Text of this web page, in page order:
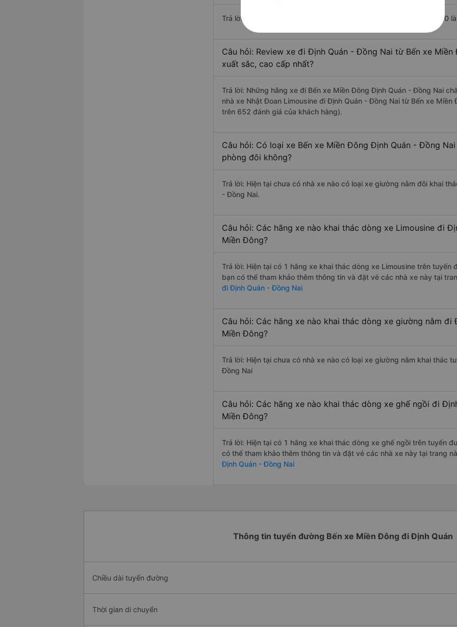
Trả lời: Chuyến xe có giờ xuất phát trễ (muộn) nhất là vào lúc 21:00
Câu hỏi: Review xe đi Định Quán - Đồng Nai từ Bến xe
xuất sắc, cao cấp nhất?
Trả lời: Những hãng xe đi Bến xe Miền Đông Định Quán - Đồng Nai
nhà xe Nhật Đoan Limousine đi Định Quán - Đồng Nai từ Bến xe
trên 652 đánh giá của khách hàng).
Câu hỏi: Có loại xe Bến xe Miền Đông Định Quán - Đồng
phòng đôi không?
Trả lời: Hiện tại chưa có nhà xe nào có loại xe giường nằm đôi khai
- Đồng Nai.
Câu hỏi: Các hãng xe nào khai thác dòng xe Limousine đi
Miền Đông?
Trả lời: Hiện tại có 1 hãng xe khai thác dòng xe Limousine trên tuyến
bạn có thể tham khảo thêm thông tin và đặt vé các nhà xe này tại
đi Định Quán - Đồng Nai
Câu hỏi: Các hãng xe nào khai thác dòng xe giường nằm
Miền Đông?
Trả lời: Hiện tại chưa có nhà xe nào có loại xe giường nằm khai thác
Đồng Nai
Câu hỏi: Các hãng xe nào khai thác dòng xe ghế ngồi đi
Miền Đông?
Trả lời: Hiện tại có 1 hãng xe khai thác dòng xe ghế ngồi trên tuyến
có thể tham khảo thêm thông tin và đặt vé các nhà xe này tại trang
Định Quán - Đồng Nai
Thông tin tuyến đường Bến xe Miền Đông đi Định Quán
Chiều dài tuyến đường
Thời gian di chuyển